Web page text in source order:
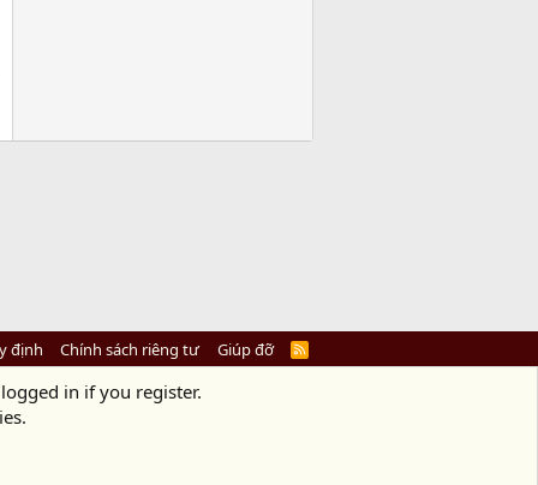
định Chính sách riêng tư Giúp đỡ
R
S
in if you register.